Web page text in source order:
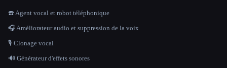
☎️ Agent vocal et robot téléphonique
🎧 Améliorateur audio et suppression de la voix
🎙️ Clonage vocal
🔊 Générateur d'effets sonores